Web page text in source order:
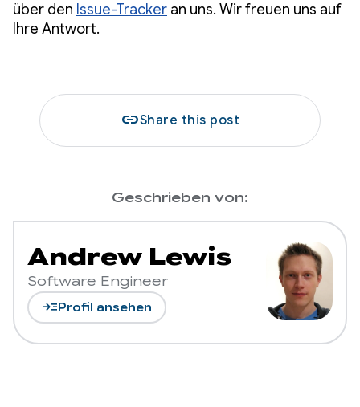
über den Issue-Tracker an uns. Wir freuen uns auf
Ihre Antwort.
linkShare this post
Geschrieben von:
Andrew Lewis
Software Engineer
read_moreProfil ansehen